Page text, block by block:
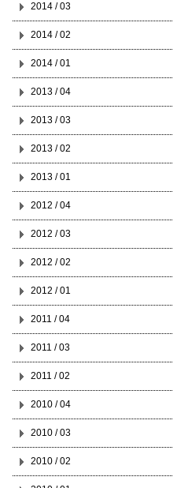
2014 / 03
2014 / 02
2014 / 01
2013 / 04
2013 / 03
2013 / 02
2013 / 01
2012 / 04
2012 / 03
2012 / 02
2012 / 01
2011 / 04
2011 / 03
2011 / 02
2010 / 04
2010 / 03
2010 / 02